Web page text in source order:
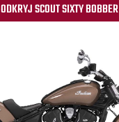
ODKRYJ SCOUT SIXTY BOBBER